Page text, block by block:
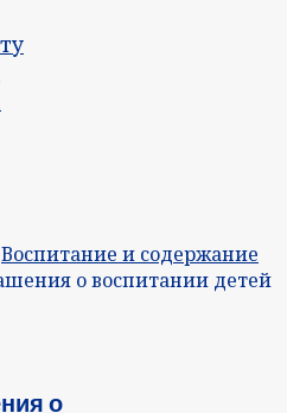
Воспитание и содержание
о воспитании детей
о